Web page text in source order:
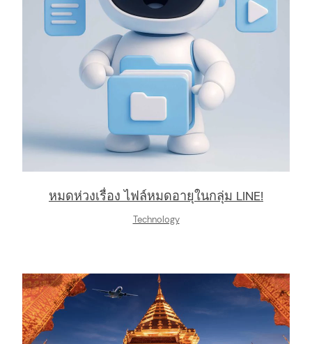
หมดห่วงเรื่อง ไฟล์หมดอายุในกลุ่ม LINE!
Technology